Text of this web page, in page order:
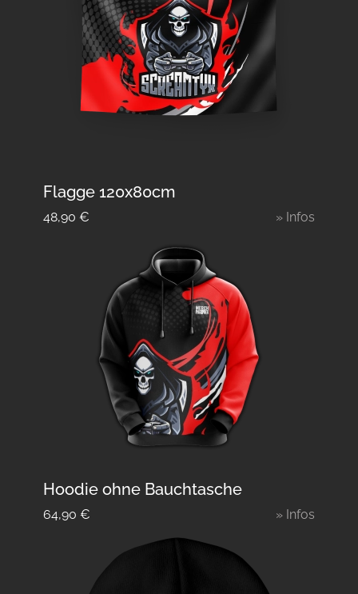
Flagge 120x80cm
48,90 € » Infos
Hoodie ohne Bauchtasche
64,90 € » Infos